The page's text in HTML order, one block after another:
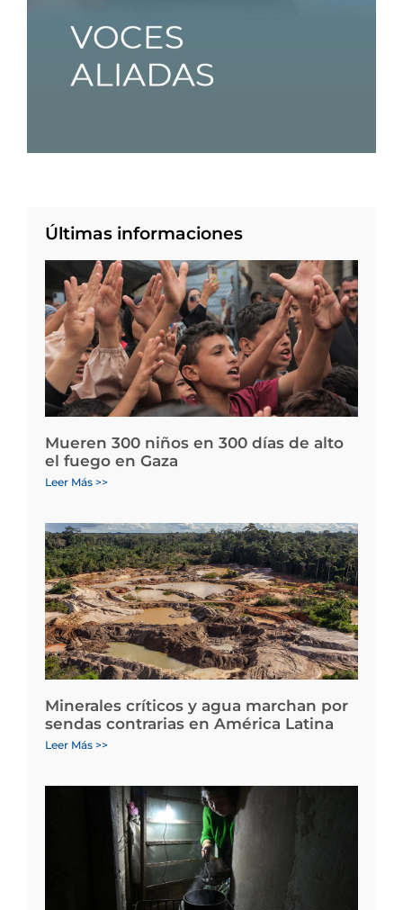
Últimas informaciones
Mueren 300 niños en 300 días de alto
el fuego en Gaza
Leer Más >>
Minerales críticos y agua marchan por
sendas contrarias en América Latina
Leer Más >>